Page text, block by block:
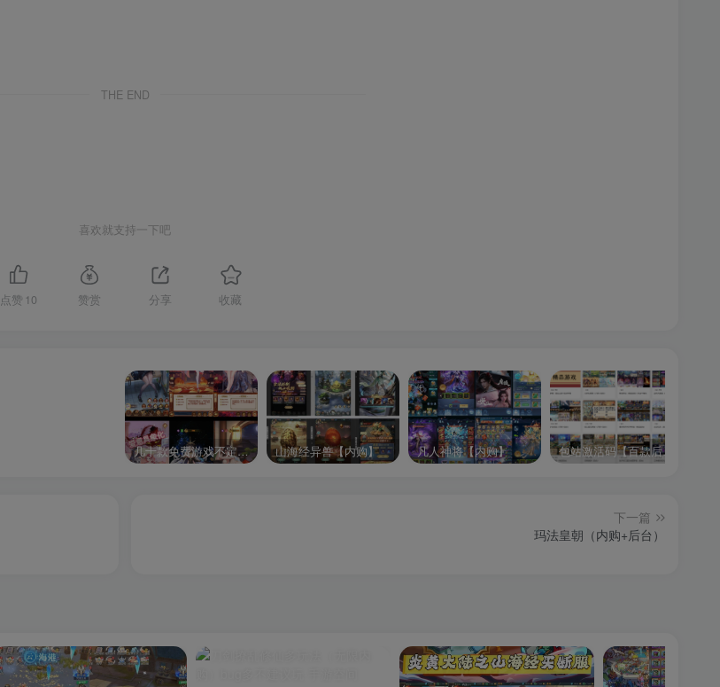
THE END
喜欢就支持一下吧
点赞 10 赞赏 分享 收藏
几十款免费游戏不定时更新自行测试 山海经异兽【内购】 凡人神将【内购】 包站激活码【百款后台游戏】
下一篇
玛法皇朝（内购+后台）